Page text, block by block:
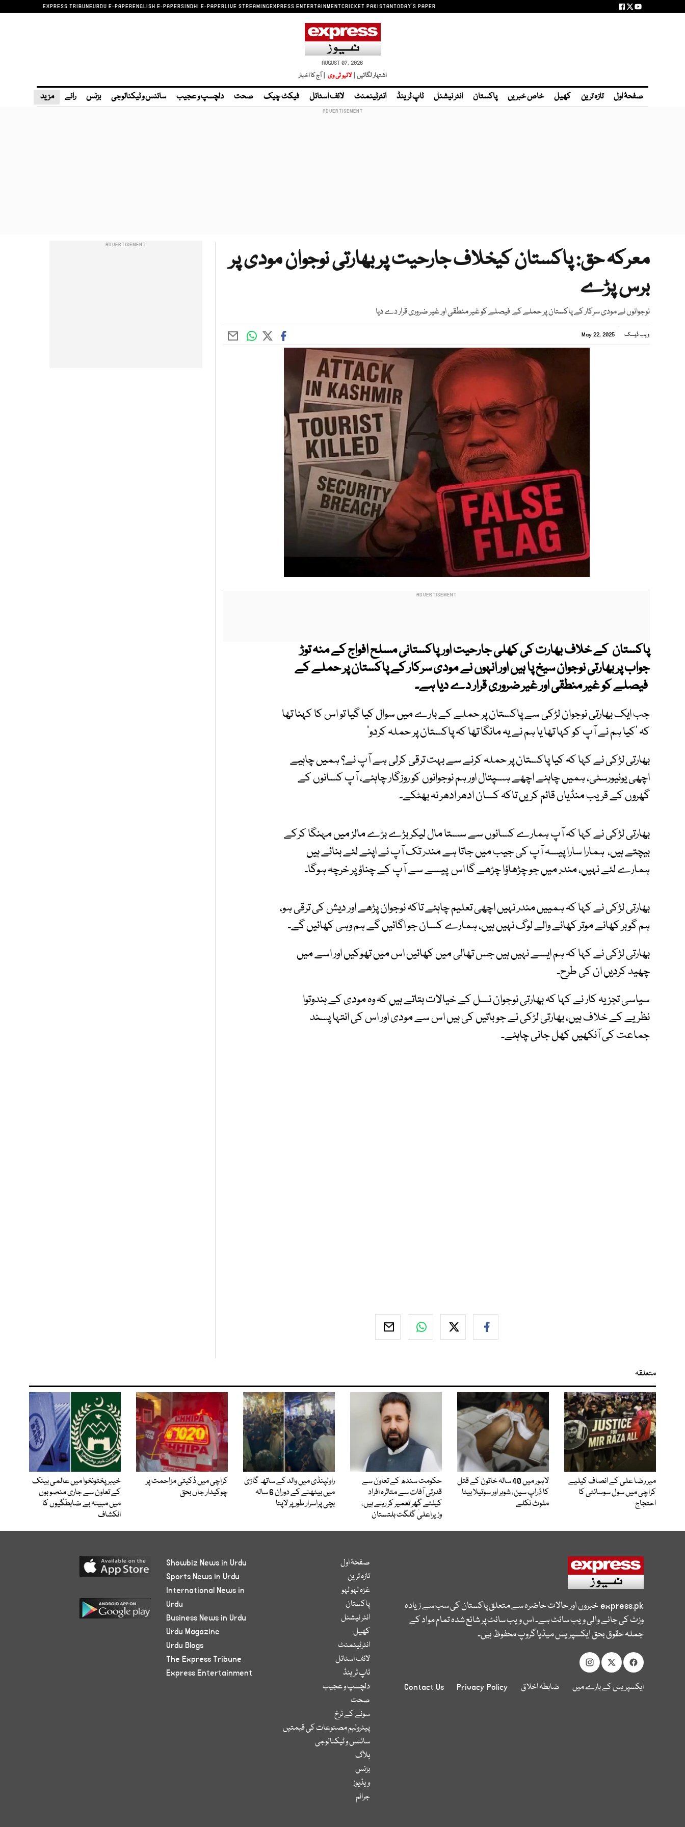
EXPRESS TRIBUNEURDU E-PAPERENGLISH E-PAPERSINDHI E-PAPERLIVE STREAMINGEXPRESS ENTERTAINMENTCRICKET PAKISTANTODAY'S PAPER
AUGUST 07, 2026
اشتہار لگائیں | لائیو ٹی وی | آج کا اخبار
صفحۂ اول تازہ ترین کھیل خاص خبریں پاکستان انٹر نیشنل ٹاپ ٹرینڈ انٹرٹینمنٹ لائف اسٹائل فیکٹ چیک صحت دلچسپ و عجیب سائنس و ٹیکنالوجی بزنس رائے مزید
معرکہ حق: پاکستان کیخلاف جارحیت پر بھارتی نوجوان مودی پر
برس پڑے
نوجوانوں نے مودی سرکار کے پاکستان پر حملے کے فیصلے کو غیر منطقی اور غیر ضروری قرار دے دیا
ویب ڈیسک May 22, 2025
پاکستان کے خلاف بھارت کی کھلی جارحیت اورپاکستانی مسلح افواج کے منہ توڑ
جواب پر بھارتی نوجوان سیخ پا ہیں اور انہوں نے مودی سرکار کے پاکستان پر حملے کے
فیصلے کو غیر منطقی اور غیر ضروری قرار دے دیا ہے۔
جب ایک بھارتی نوجوان لڑکی سے پاکستان پر حملے کے بارے میں سوال کیا گیا تو اس کا کہنا تھا
کہ ’کیا ہم نے آپ کو کہا تھا یا ہم نے یہ مانگا تھا کہ پاکستان پر حملہ کردو‘
بھارتی لڑکی نے کہا کہ کیا پاکستان پر حملہ کرنے سے بہت ترقی کرلی ہے آپ نے؟ ہمیں چاہیے
اچھی یونیورسٹی، ہمیں چاہئے اچھے ہسپتال اور ہم نوجوانوں کو روزگار چاہئے، آپ کسانوں کے
گھروں کے قریب منڈیاں قائم کریں تاکہ کسان ادھر ادھر نہ بھٹکے۔
بھارتی لڑکی نے کہا کہ آپ ہمارے کسانوں سے سستا مال لیکر بڑے بڑے مالز میں مہنگا کرکے
بیچتے ہیں، ہمارا سارا پیسہ آپ کی جیب میں جاتا ہے مندر تک آپ نے اپنے لئے بنائے ہیں
ہمارے لئے نہیں، مندر میں جو چڑھاؤا چڑھے گا اس پیسے سے آپ کے چناؤ پر خرچہ ہوگا۔
بھارتی لڑکی نے کہا کہ ہمییں مندر نہیں اچھی تعلیم چاہئے تاکہ نوجوان پڑھے اور دیش کی ترقی ہو،
ہم گوبر کھانے موتر کھانے والے لوگ نہیں ہیں، ہمارے کسان جو اگائیں گے ہم وہی کھائیں گے۔
بھارتی لڑکی نے کہا کہ ہم ایسے نہیں ہیں جس تھالی میں کھائیں اس میں تھوکیں اور اسے میں
چھید کردیں ان کی طرح۔
سیاسی تجزیہ کار نے کہا کہ بھارتی نوجوان نسل کے خیالات بتاتے ہیں کہ وہ مودی کے ہندوتوا
نظریے کے خلاف ہیں، بھارتی لڑکی نے جو باتیں کی ہیں اس سے مودی اور اس کی انتہا پسند
جماعت کی آنکھیں کھل جانی چاہئے۔
متعلقہ
میر رضا علی کے انصاف کیلیے
کراچی میں سول سوسائٹی کا
احتجاج
لاہور میں 40 سالہ خاتون کے قتل
کا ڈراپ سین، شوہر اور سوتیلا بیٹا
ملوث نکلے
حکومت سندھ کے تعاون سے
قدرتی آفات سے متاثرہ افراد
کیلئے گھر تعمیر کر رہے ہیں،
وزیراعلیٰ گلگت بلتستان
راولپنڈی میں والد کے ساتھ گاڑی
میں بیٹھنے کے دوران 6 سالہ
بچی پراسرار طور پر لاپتا
کراچی میں ڈکیتی مزاحمت پر
چوکیدار جاں بحق
خیبرپختونخوا میں عالمی بینک
کے تعاون سے جاری منصوبوں
میں مبینہ بے ضابطگیوں کا
انکشاف
express.pkخبروں اور حالات حاضرہ سے متعلق پاکستان کی سب سے زیادہ
وزٹ کی جانے والی ویب سائٹ ہے۔ اس ویب سائٹ پر شائع شدہ تمام مواد کے
جملہ حقوق بحق ایکسپریس میڈیا گروپ محفوظ ہیں۔
ایکسپریس کے بارے میں ضابطہ اخلاق Privacy Policy
Contact Us
صفحۂ اول
تازہ ترین
غزہ لہو لہو
پاکستان
انٹر نیشنل
کھیل
انٹرٹینمنٹ
لائف اسٹائل
ٹاپ ٹرینڈ
دلچسپ و عجیب
صحت
سونے کے نرخ
پیٹرولیم مصنوعات کی قیمتیں
سائنس و ٹیکنالوجی
بلاگ
بزنس
ویڈیوز
جرائم
Showbiz News in Urdu
Sports News in Urdu
International News in
Urdu
Business News in Urdu
Urdu Magazine
Urdu Blogs
The Express Tribune
Express Entertainment